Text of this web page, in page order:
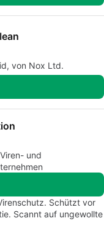
von Nox Ltd.
und
Schützt vor
Scannt auf ungewollte